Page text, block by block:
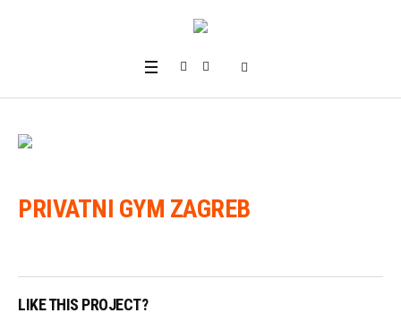
PRIVATNI GYM ZAGREB
LIKE THIS PROJECT?